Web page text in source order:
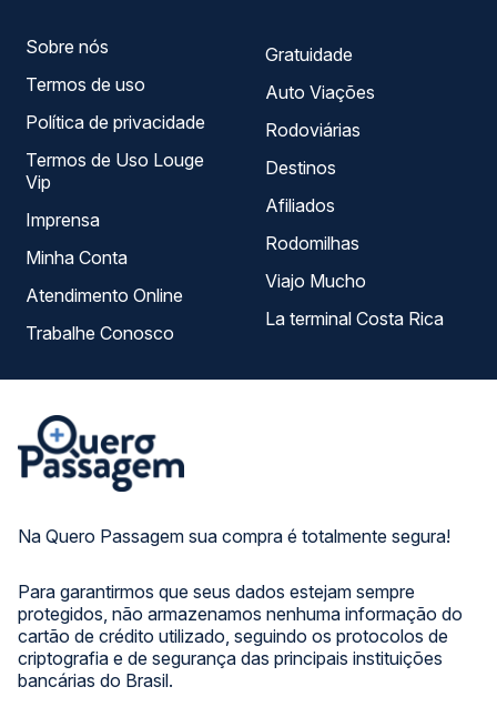
Na Quero Passagem sua compra é totalmente segura!
Para garantirmos que seus dados estejam sempre
protegidos, não armazenamos nenhuma informação do
cartão de crédito utilizado, seguindo os protocolos de
criptografia e de segurança das principais instituições
bancárias do Brasil.
Sobre nós
Termos de uso
Política de privacidade
Termos de Uso Louge
Vip
Imprensa
Minha Conta
Atendimento Online
Trabalhe Conosco
Gratuidade
Auto Viações
Rodoviárias
Destinos
Afiliados
Rodomilhas
Viajo Mucho
La terminal Costa Rica